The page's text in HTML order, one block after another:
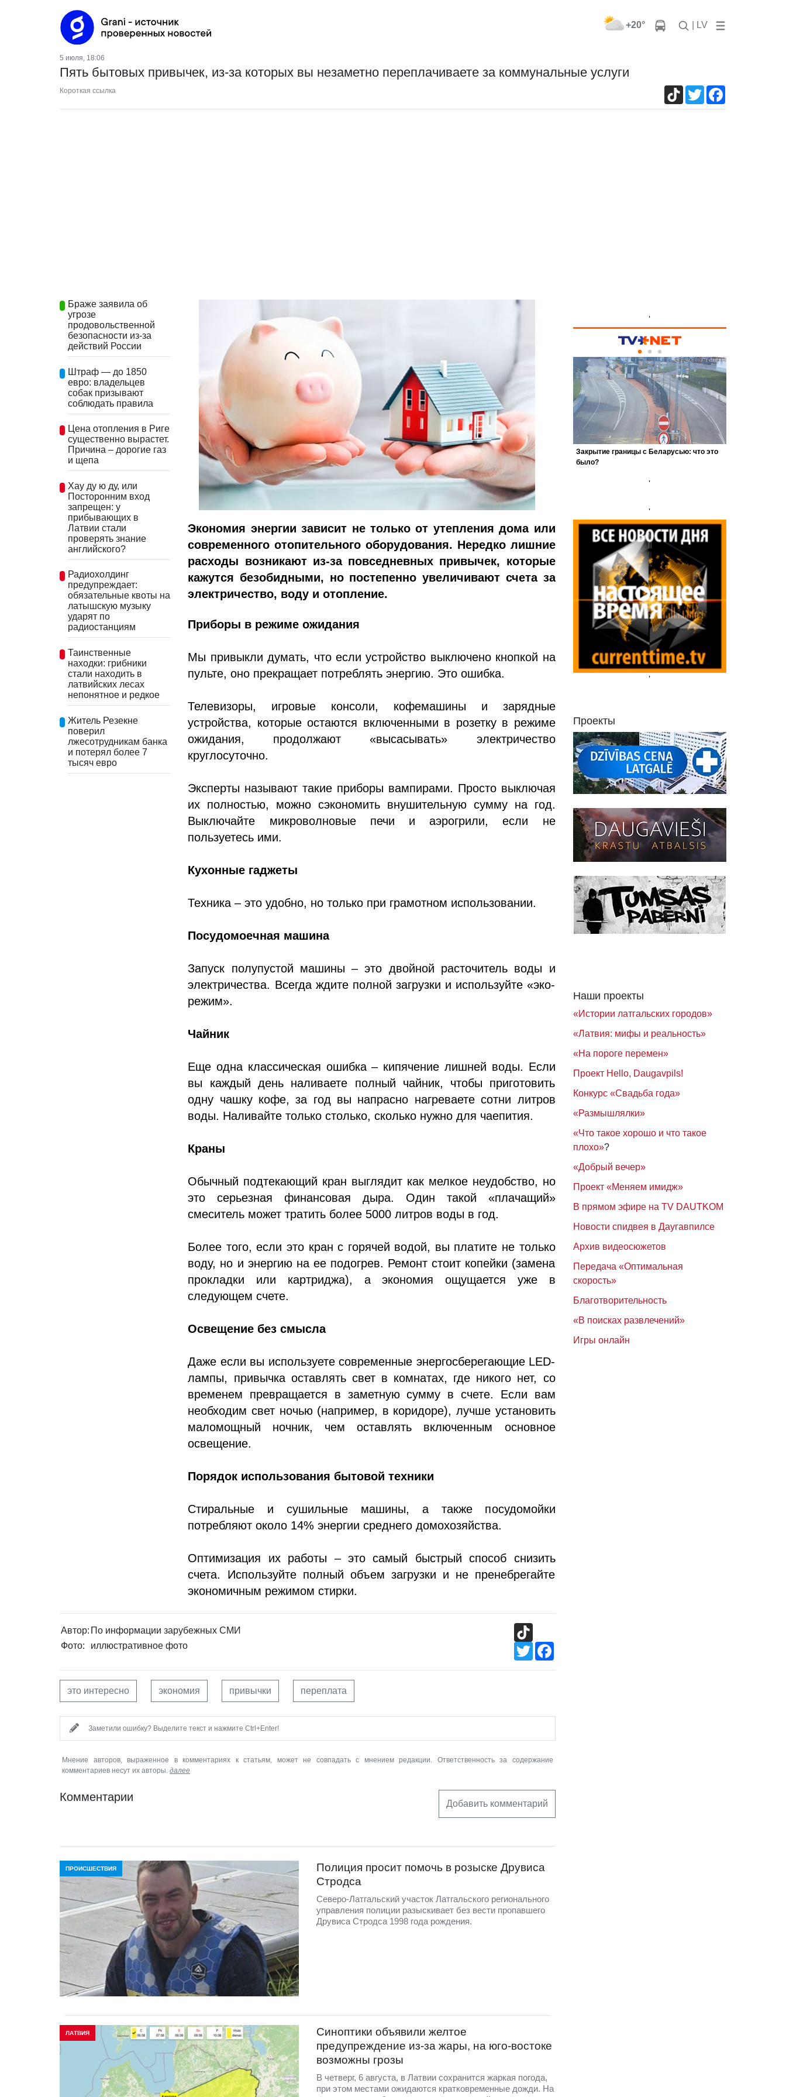
+20° | LV
5 июля, 18:06
Пять бытовых привычек, из-за которых вы незаметно переплачиваете за коммунальные услуги
Короткая ссылка TikTokTwitter
Браже заявила об
угрозе
продовольственной
безопасности из-за
действий России
Штраф — до 1850
евро: владельцев
собак призывают
соблюдать правила
Цена отопления в Риге
существенно вырастет.
Причина – дорогие газ
и щепа
Хау ду ю ду, или
Посторонним вход
запрещен: у
прибывающих в
Латвии стали
проверять знание
английского?
Радиохолдинг
предупреждает:
обязательные квоты на
латышскую музыку
ударят по
радиостанциям
Таинственные
находки: грибники
стали находить в
латвийских лесах
непонятное и редкое
Житель Резекне
поверил
лжесотрудникам банка
и потерял более 7
тысяч евро
Экономия энергии зависит не только от утепления дома или
современного отопительного оборудования. Нередко лишние
расходы возникают из-за повседневных привычек, которые
кажутся безобидными, но постепенно увеличивают счета за
электричество, воду и отопление.
Приборы в режиме ожидания
Мы привыкли думать, что если устройство выключено кнопкой на
пульте, оно прекращает потреблять энергию. Это ошибка.
Телевизоры, игровые консоли, кофемашины и зарядные
устройства, которые остаются включенными в розетку в режиме
ожидания, продолжают «высасывать» электричество
круглосуточно.
Эксперты называют такие приборы вампирами. Просто выключая
их полностью, можно сэкономить внушительную сумму на год.
Выключайте микроволновые печи и аэрогрили, если не
пользуетесь ими.
Кухонные гаджеты
Техника – это удобно, но только при грамотном использовании.
Посудомоечная машина
Запуск полупустой машины – это двойной расточитель воды и
электричества. Всегда ждите полной загрузки и используйте «эко-
режим».
Чайник
Еще одна классическая ошибка – кипячение лишней воды. Если
вы каждый день наливаете полный чайник, чтобы приготовить
одну чашку кофе, за год вы напрасно нагреваете сотни литров
воды. Наливайте только столько, сколько нужно для чаепития.
Краны
Обычный подтекающий кран выглядит как мелкое неудобство, но
это серьезная финансовая дыра. Один такой «плачащий»
смеситель может тратить более 5000 литров воды в год.
Более того, если это кран с горячей водой, вы платите не только
воду, но и энергию на ее подогрев. Ремонт стоит копейки (замена
прокладки или картриджа), а экономия ощущается уже в
следующем счете.
Освещение без смысла
Даже если вы используете современные энергосберегающие LED-
лампы, привычка оставлять свет в комнатах, где никого нет, со
временем превращается в заметную сумму в счете. Если вам
необходим свет ночью (например, в коридоре), лучше установить
маломощный ночник, чем оставлять включенным основное
освещение.
Порядок использования бытовой техники
Стиральные и сушильные машины, а также посудомойки
потребляют около 14% энергии среднего домохозяйства.
Оптимизация их работы – это самый быстрый способ снизить
счета. Используйте полный объем загрузки и не пренебрегайте
экономичным режимом стирки.
Автор: По информации зарубежных СМИ
Фото:
иллюстративное фото
TikTok
TwitterFacebook
это интересно экономия привычки переплата
Заметили ошибку? Выделите текст и нажмите Ctrl+Enter!
Мнение авторов, выраженное в комментариях к статьям, может не совпадать с мнением редакции. Ответственность за содержание
комментариев несут их авторы. далее
Комментарии
Добавить комментарий
ПРОИСШЕСТВИЯ
Полиция просит помочь в розыске Друвиса
Стродса
Северо-Латгальский участок Латгальского регионального
управления полиции разыскивает без вести пропавшего
Друвиса Стродса 1998 года рождения.
ЛАТВИЯ
Синоптики объявили желтое
предупреждение из-за жары, на юго-востоке
возможны грозы
В четверг, 6 августа, в Латвии сохранится жаркая погода,
при этом местами ожидаются кратковременные дожди. На
'
'
'
'
Проекты
Наши проекты
«Истории латгальских городов»
«Латвия: мифы и реальность»
«На пороге перемен»
Проект Hello, Daugavpils!
Конкурс «Свадьба года»
«Размышлялки»
«Что такое хорошо и что такое
плохо»?
«Добрый вечер»
Проект «Меняем имидж»
В прямом эфире на TV DAUTKOM
Новости спидвея в Даугавпилсе
Архив видеосюжетов
Передача «Оптимальная
скорость»
Благотворительность
«В поисках развлечений»
Игры онлайн